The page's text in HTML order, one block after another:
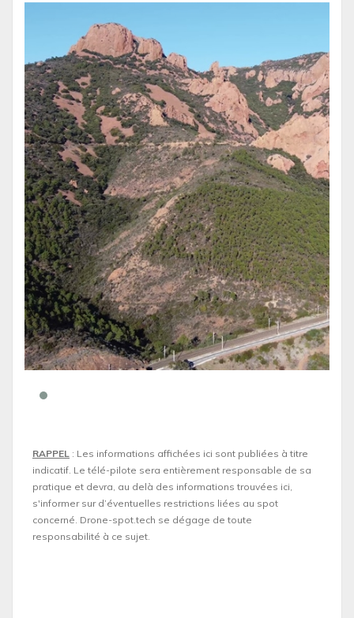
RAPPEL : Les informations affichées ici sont publiées à titre
indicatif. Le télé-pilote sera entièrement responsable de sa
pratique et devra, au delà des informations trouvées ici,
s'informer sur d’éventuelles restrictions liées au spot
concerné. Drone-spot.tech se dégage de toute
responsabilité à ce sujet.